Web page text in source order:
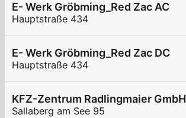
E- Werk Gröbming_Red Zac AC
Hauptstraße 434
E- Werk Gröbming_Red Zac DC
Hauptstraße 434
KFZ-Zentrum Radlingmaier GmbH
Sallaberg am See 95